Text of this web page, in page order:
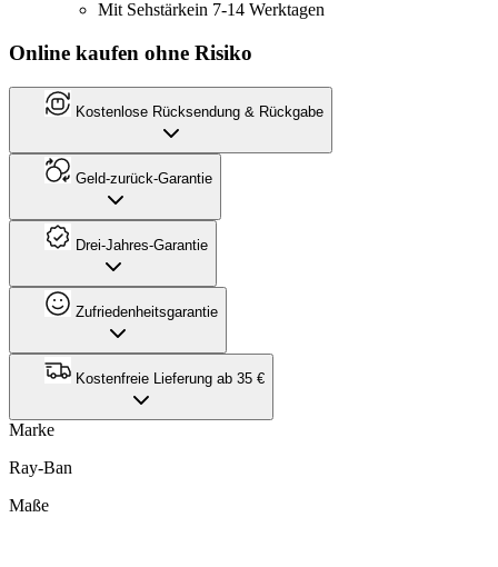
Mit Sehstärkein 7-14 Werktagen
Online kaufen ohne Risiko
Kostenlose Rücksendung & Rückgabe
Geld-zurück-Garantie
Drei-Jahres-Garantie
Zufriedenheitsgarantie
Kostenfreie Lieferung ab 35 €
Marke
Ray-Ban
Maße